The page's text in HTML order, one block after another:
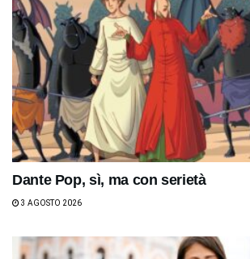
Dante Pop, sì, ma con serietà
3 AGOSTO 2026